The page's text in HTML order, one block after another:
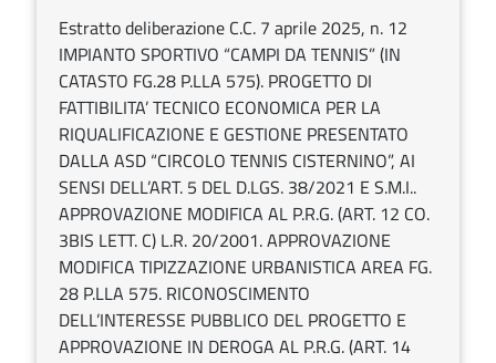
Estratto deliberazione C.C. 7 aprile 2025, n. 12
IMPIANTO SPORTIVO “CAMPI DA TENNIS” (IN
CATASTO FG.28 P.LLA 575). PROGETTO DI
FATTIBILITA’ TECNICO ECONOMICA PER LA
RIQUALIFICAZIONE E GESTIONE PRESENTATO
DALLA ASD “CIRCOLO TENNIS CISTERNINO”, AI
SENSI DELL’ART. 5 DEL D.LGS. 38/2021 E S.M.I..
APPROVAZIONE MODIFICA AL P.R.G. (ART. 12 CO.
3BIS LETT. C) L.R. 20/2001. APPROVAZIONE
MODIFICA TIPIZZAZIONE URBANISTICA AREA FG.
28 P.LLA 575. RICONOSCIMENTO
DELL’INTERESSE PUBBLICO DEL PROGETTO E
APPROVAZIONE IN DEROGA AL P.R.G. (ART. 14